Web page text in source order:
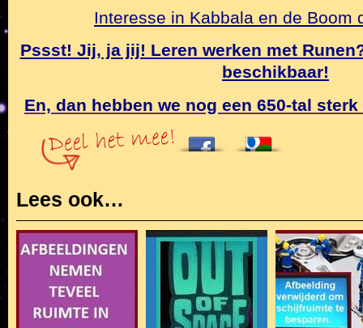
Interesse in Kabbala en de Boom
Pssst! Jij, ja jij! Leren werken met
beschikbaar!
En, dan hebben we nog een 650-tal
Lees ook…